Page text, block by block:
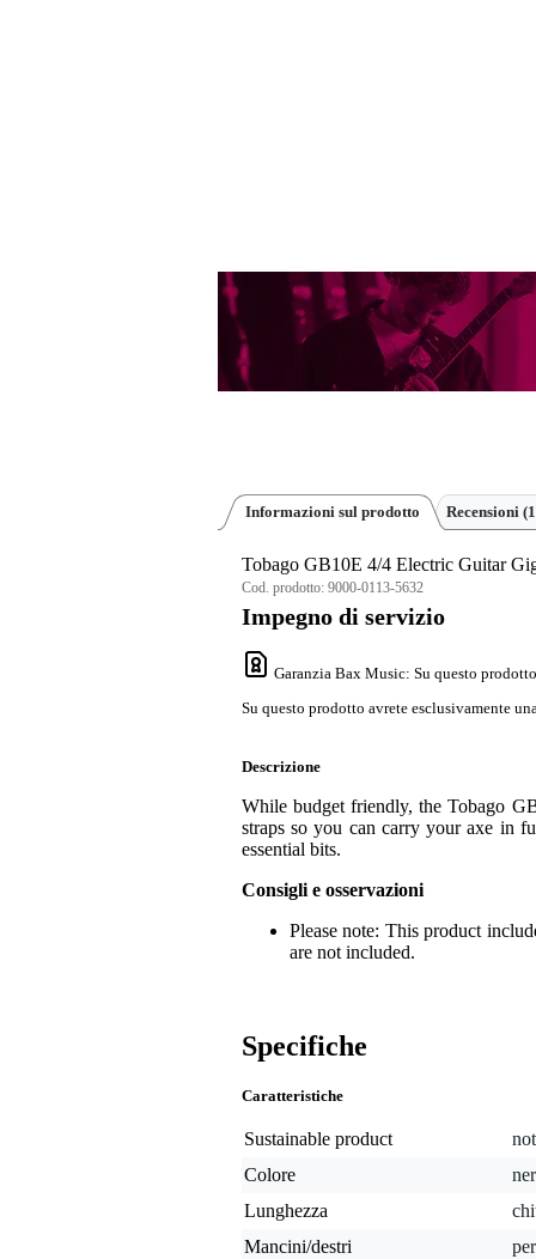
Informazioni sul prodotto Recensioni
Tobago GB10E 4/4 Electric Guitar
Cod. prodotto: 9000-0113-5632
Impegno di servizio
Garanzia Bax Music: Su questo
Su questo prodotto avrete esclusivamente
Descrizione
While budget friendly, the Tobago
straps so you can carry your axe in
essential bits.
Consigli e osservazioni
Please note: This product
are not included.
Specifiche
Caratteristiche
Sustainable product
Colore
Lunghezza
Mancini/destri